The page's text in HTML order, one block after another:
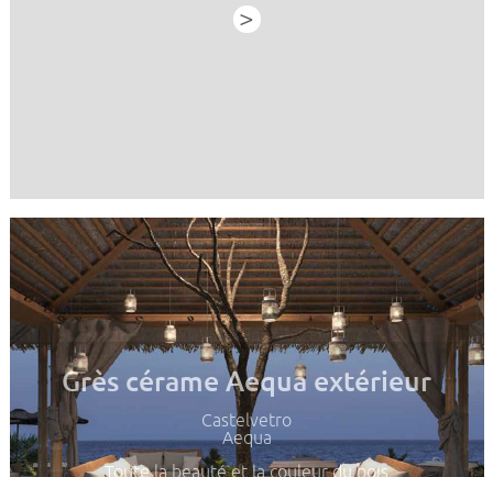
>
Grès cérame Aequa extérieur
Castelvetro
Aequa
Toute la beauté et la couleur du bois